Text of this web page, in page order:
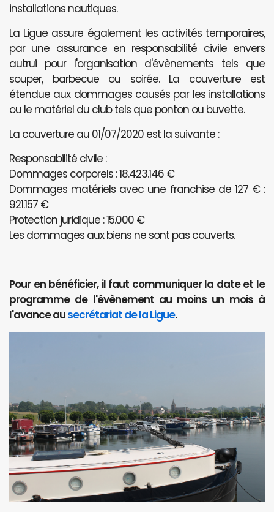
installations nautiques.
La Ligue assure également les activités temporaires,
par une assurance en responsabilité civile envers
autrui pour l'organisation d'évènements tels que
souper, barbecue ou soirée. La couverture est
étendue aux dommages causés par les installations
ou le matériel du club tels que ponton ou buvette.
La couverture au 01/07/2020 est la suivante :
Responsabilité civile :
Dommages corporels : 18.423.146 €
Dommages matériels avec une franchise de 127 € :
921.157 €
Protection juridique : 15.000 €
Les dommages aux biens ne sont pas couverts.
Pour en bénéficier, il faut communiquer la date et le
programme de l'évènement au moins un mois à
l'avance ausecrétariat de la Ligue.